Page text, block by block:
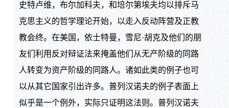
史特卢维，布尔加科夫，和培尔第埃夫均以排斥马
克思主义的哲学理论开始，以走入反动阵营及正教
教会终。在美国，依士特曼，雪尼·胡克及他们的朋
友们利用反对辩证法来掩盖他们从无产阶级的同路
人转变为资产阶级的同路人。诸如此类的例子也可
以从其它国家引出许多。普列汉诺夫的例子表面上
似乎是一个例外，实际只证明这法则。普列汉诺夫